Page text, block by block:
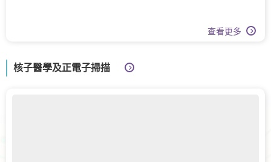
查看更多
核子醫學及正電子掃描